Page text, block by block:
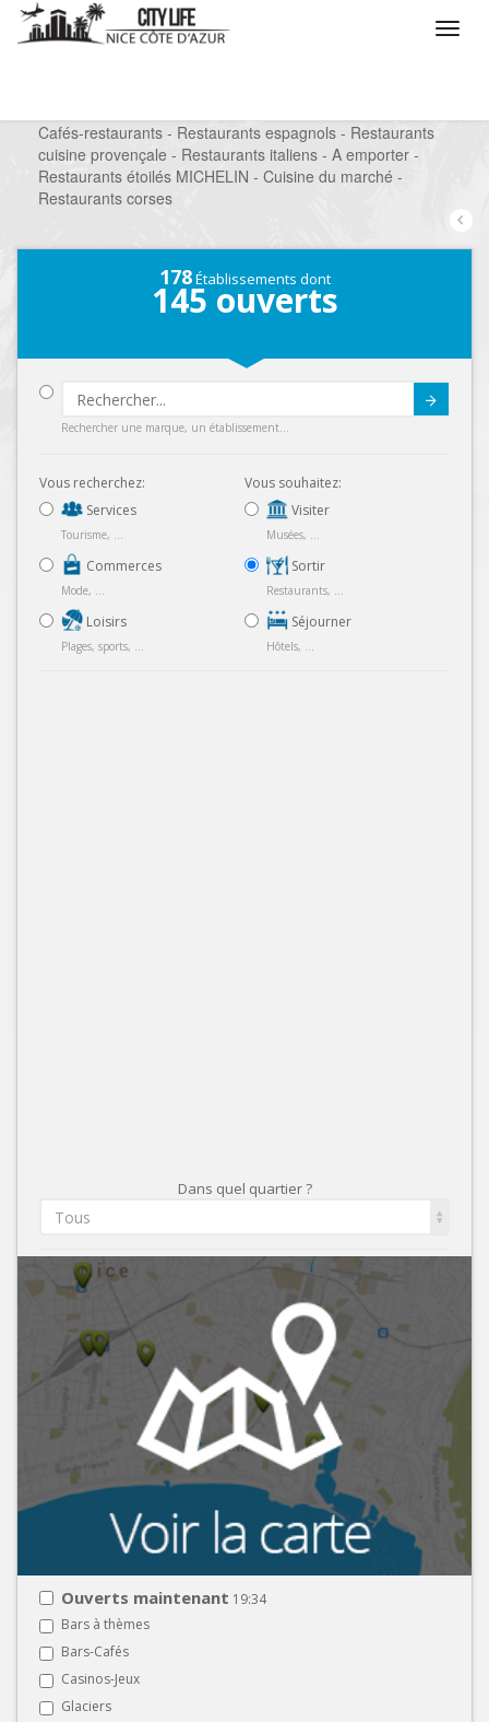
Cafés-restaurants - Restaurants espagnols - Restaurants
cuisine provençale - Restaurants italiens - A emporter -
Restaurants étoilés MICHELIN - Cuisine du marché -
Restaurants corses
178Établissements dont
145 ouverts
Rechercher une marque, un établissement...
Vous recherchez:
Services
Tourisme, ...
Commerces
Mode, ...
Loisirs
Plages, sports, ...
Vous souhaitez:
Visiter
Musées, ...
Sortir
Restaurants, ...
Séjourner
Hôtels, ...
Dans quel quartier ?
Tous
Ouverts maintenant 19:34
Bars à thèmes
Bars-Cafés
Casinos-Jeux
Glaciers